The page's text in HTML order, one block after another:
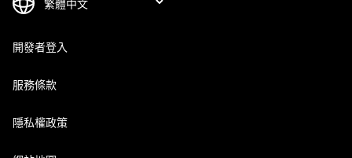
開發者登入
服務條款
隱私權政策